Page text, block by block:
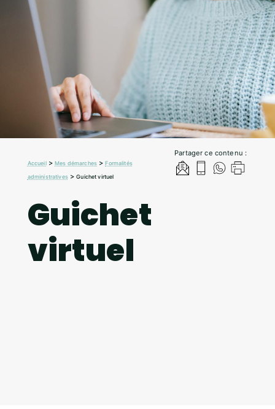
Partager ce contenu :
Accueil>Mes démarches >Formalités
administratives>Guichet virtuel
Guichet
virtuel